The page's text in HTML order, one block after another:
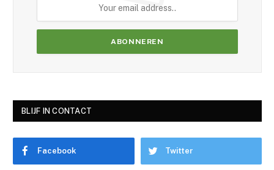
BLIJF IN CONTACT
Facebook Twitter